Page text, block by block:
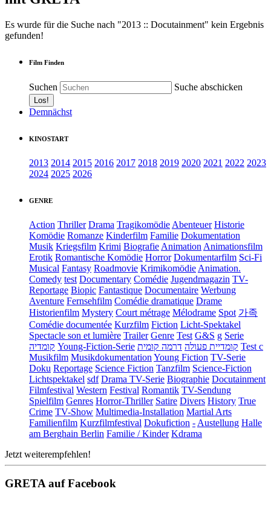
Es wurde für die Suche nach "2013 :: Docutainment" kein Ergebnis
gefunden!
Film Finden
Suchen Suche abschicken
Demnächst
KINOSTART
2013 2014 2015 2016 2017 2018 2019 2020 2021 2022 2023
2024 2025 2026
GENRE
Action Thriller Drama Tragikomödie Abenteuer Historie
Komödie Romanze Kinderfilm Familie Dokumentation
Musik Kriegsfilm Krimi Biografie Animation Animationsfilm
Erotik Romantische Komödie Horror Dokumentarfilm Sci-Fi
Musical Fantasy Roadmovie Krimikomödie Animation.
Comedy test Documentary Comédie Jugendmagazin TV-
Reportage Biopic Fantastique Documentaire Werbung
Aventure Fernsehfilm Comédie dramatique Drame
Historienfilm Mystery Court métrage Mélodrame Spot 가족
Comédie documentée Kurzfilm Fiction Licht-Spektakel
Spectacle son et lumière Trailer Genre Test G&S g Serie
קומדיה Young-Fiction-Serie קומדיית פעולה דרמה קומית
Test c
Musikfilm Musikdokumentation Young Fiction TV-Serie
Doku Reportage Science Fiction Tanzfilm Science-Fiction
Lichtspektakel sdf Drama TV-Serie Biographie Docutainment
Filmfestival Western Festival Romantik TV-Sendung
Spielfilm Genres Horror-Thriller Satire Divers History True
Crime TV-Show Multimedia-Installation Martial Arts
Familienfilm Kurzfilmfestival Dokufiction - Austellung Halle
am Berghain Berlin Familie / Kinder Kdrama
Jetzt weiterempfehlen!
GRETA auf Facebook